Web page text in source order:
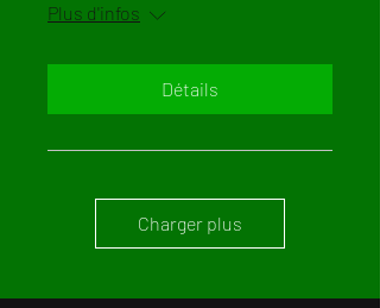
Plus d'infos
Détails
Charger plus